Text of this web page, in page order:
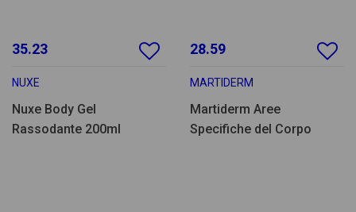
35.23
NUXE
Nuxe Body Gel
Rassodante 200ml
28.59
MARTIDERM
Martiderm Aree
Specifiche del Corpo